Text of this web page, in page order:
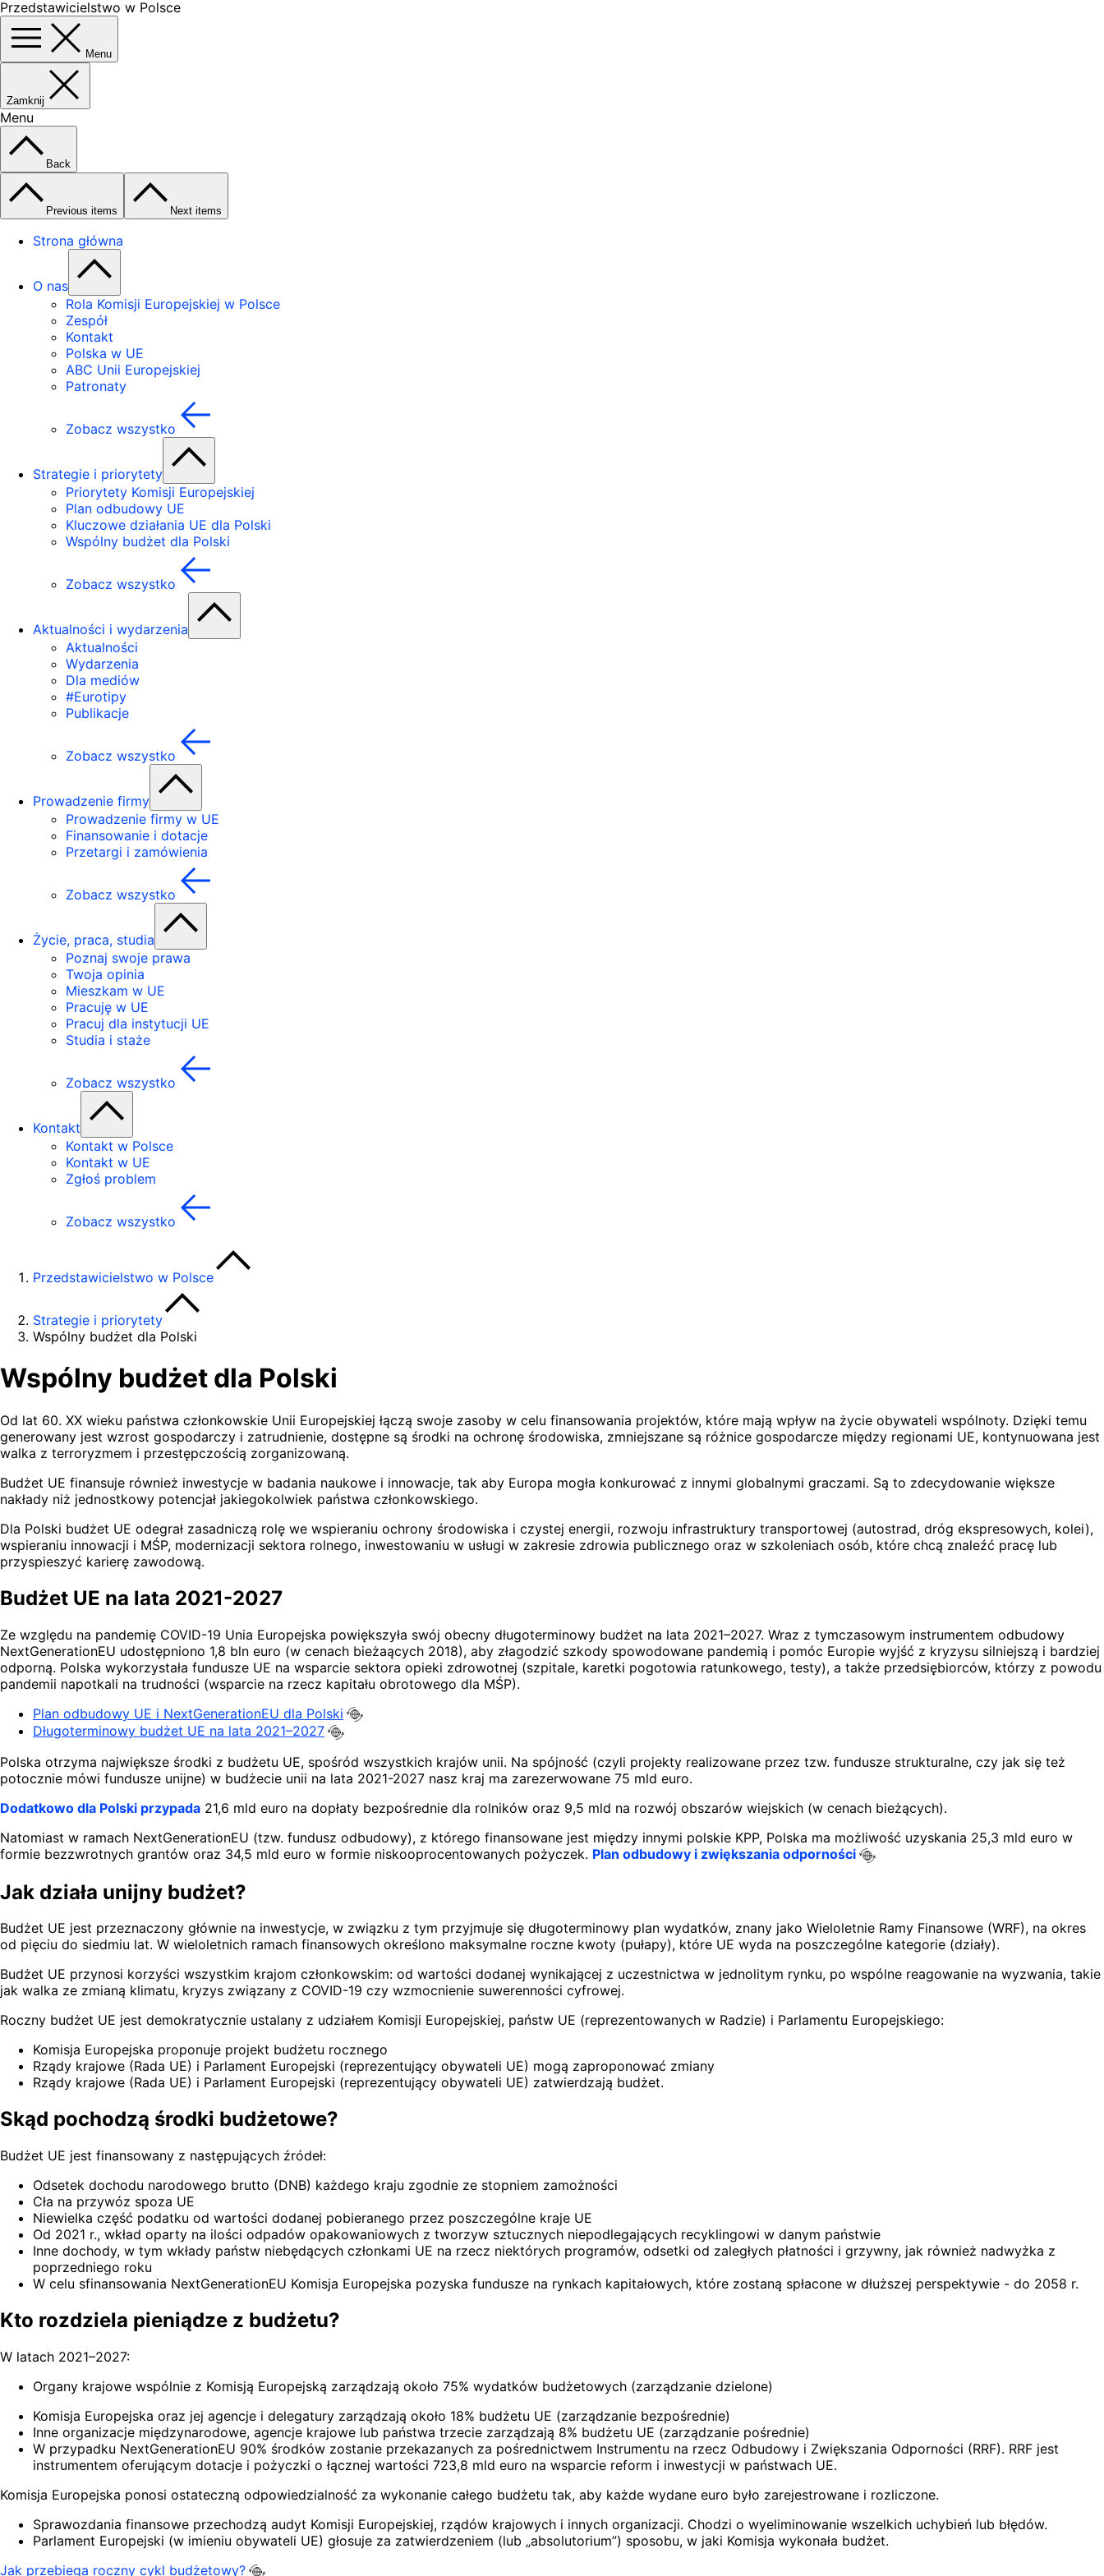
Przedstawicielstwo w Polsce
Menu
Zamknij
Menu
Back
Previous items Next items
Strona główna
O nas
Rola Komisji Europejskiej w Polsce
Zespół
Kontakt
Polska w UE
ABC Unii Europejskiej
Patronaty
Zobacz wszystko
Strategie i priorytety
Priorytety Komisji Europejskiej
Plan odbudowy UE
Kluczowe działania UE dla Polski
Wspólny budżet dla Polski
Zobacz wszystko
Aktualności i wydarzenia
Aktualności
Wydarzenia
Dla mediów
#Eurotipy
Publikacje
Zobacz wszystko
Prowadzenie firmy
Prowadzenie firmy w UE
Finansowanie i dotacje
Przetargi i zamówienia
Zobacz wszystko
Życie, praca, studia
Poznaj swoje prawa
Twoja opinia
Mieszkam w UE
Pracuję w UE
Pracuj dla instytucji UE
Studia i staże
Zobacz wszystko
Kontakt
Kontakt w Polsce
Kontakt w UE
Zgłoś problem
Zobacz wszystko
Przedstawicielstwo w Polsce
Strategie i priorytety
Wspólny budżet dla Polski
Wspólny budżet dla Polski
Od lat 60. XX wieku państwa członkowskie Unii Europejskiej łączą swoje zasoby w celu finansowania projektów, które mają wpływ na życie obywateli wspólnoty. Dzięki temu
generowany jest wzrost gospodarczy i zatrudnienie, dostępne są środki na ochronę środowiska, zmniejszane są różnice gospodarcze między regionami UE, kontynuowana jest
walka z terroryzmem i przestępczością zorganizowaną.
Budżet UE finansuje również inwestycje w badania naukowe i innowacje, tak aby Europa mogła konkurować z innymi globalnymi graczami. Są to zdecydowanie większe
nakłady niż jednostkowy potencjał jakiegokolwiek państwa członkowskiego.
Dla Polski budżet UE odegrał zasadniczą rolę we wspieraniu ochrony środowiska i czystej energii, rozwoju infrastruktury transportowej (autostrad, dróg ekspresowych, kolei),
wspieraniu innowacji i MŚP, modernizacji sektora rolnego, inwestowaniu w usługi w zakresie zdrowia publicznego oraz w szkoleniach osób, które chcą znaleźć pracę lub
przyspieszyć karierę zawodową.
Budżet UE na lata 2021-2027
Ze względu na pandemię COVID-19 Unia Europejska powiększyła swój obecny długoterminowy budżet na lata 2021–2027. Wraz z tymczasowym instrumentem odbudowy
NextGenerationEU udostępniono 1,8 bln euro (w cenach bieżaących 2018), aby złagodzić szkody spowodowane pandemią i pomóc Europie wyjść z kryzysu silniejszą i bardziej
odporną. Polska wykorzystała fundusze UE na wsparcie sektora opieki zdrowotnej (szpitale, karetki pogotowia ratunkowego, testy), a także przedsiębiorców, którzy z powodu
pandemii napotkali na trudności (wsparcie na rzecz kapitału obrotowego dla MŚP).
Plan odbudowy UE i NextGenerationEU dla Polski
Długoterminowy budżet UE na lata 2021–2027
Polska otrzyma największe środki z budżetu UE, spośród wszystkich krajów unii. Na spójność (czyli projekty realizowane przez tzw. fundusze strukturalne, czy jak się też
potocznie mówi fundusze unijne) w budżecie unii na lata 2021-2027 nasz kraj ma zarezerwowane 75 mld euro.
Dodatkowo dla Polski przypada 21,6 mld euro na dopłaty bezpośrednie dla rolników oraz 9,5 mld na rozwój obszarów wiejskich (w cenach bieżących).
Natomiast w ramach NextGenerationEU (tzw. fundusz odbudowy), z którego finansowane jest między innymi polskie KPP, Polska ma możliwość uzyskania 25,3 mld euro w
formie bezzwrotnych grantów oraz 34,5 mld euro w formie niskooprocentowanych pożyczek. Plan odbudowy i zwiększania odporności
Jak działa unijny budżet?
Budżet UE jest przeznaczony głównie na inwestycje, w związku z tym przyjmuje się długoterminowy plan wydatków, znany jako Wieloletnie Ramy Finansowe (WRF), na okres
od pięciu do siedmiu lat. W wieloletnich ramach finansowych określono maksymalne roczne kwoty (pułapy), które UE wyda na poszczególne kategorie (działy).
Budżet UE przynosi korzyści wszystkim krajom członkowskim: od wartości dodanej wynikającej z uczestnictwa w jednolitym rynku, po wspólne reagowanie na wyzwania, takie
jak walka ze zmianą klimatu, kryzys związany z COVID-19 czy wzmocnienie suwerenności cyfrowej.
Roczny budżet UE jest demokratycznie ustalany z udziałem Komisji Europejskiej, państw UE (reprezentowanych w Radzie) i Parlamentu Europejskiego:
Komisja Europejska proponuje projekt budżetu rocznego
Rządy krajowe (Rada UE) i Parlament Europejski (reprezentujący obywateli UE) mogą zaproponować zmiany
Rządy krajowe (Rada UE) i Parlament Europejski (reprezentujący obywateli UE) zatwierdzają budżet.
Skąd pochodzą środki budżetowe?
Budżet UE jest finansowany z następujących źródeł:
Odsetek dochodu narodowego brutto (DNB) każdego kraju zgodnie ze stopniem zamożności
Cła na przywóz spoza UE
Niewielka część podatku od wartości dodanej pobieranego przez poszczególne kraje UE
Od 2021 r., wkład oparty na ilości odpadów opakowaniowych z tworzyw sztucznych niepodlegających recyklingowi w danym państwie
Inne dochody, w tym wkłady państw niebędących członkami UE na rzecz niektórych programów, odsetki od zaległych płatności i grzywny, jak również nadwyżka z
poprzedniego roku
W celu sfinansowania NextGenerationEU Komisja Europejska pozyska fundusze na rynkach kapitałowych, które zostaną spłacone w dłuższej perspektywie - do 2058 r.
Kto rozdziela pieniądze z budżetu?
W latach 2021–2027:
Organy krajowe wspólnie z Komisją Europejską zarządzają około 75% wydatków budżetowych (zarządzanie dzielone)
Komisja Europejska oraz jej agencje i delegatury zarządzają około 18% budżetu UE (zarządzanie bezpośrednie)
Inne organizacje międzynarodowe, agencje krajowe lub państwa trzecie zarządzają 8% budżetu UE (zarządzanie pośrednie)
W przypadku NextGenerationEU 90% środków zostanie przekazanych za pośrednictwem Instrumentu na rzecz Odbudowy i Zwiększania Odporności (RRF). RRF jest
instrumentem oferującym dotacje i pożyczki o łącznej wartości 723,8 mld euro na wsparcie reform i inwestycji w państwach UE.
Komisja Europejska ponosi ostateczną odpowiedzialność za wykonanie całego budżetu tak, aby każde wydane euro było zarejestrowane i rozliczone.
Sprawozdania finansowe przechodzą audyt Komisji Europejskiej, rządów krajowych i innych organizacji. Chodzi o wyeliminowanie wszelkich uchybień lub błędów.
Parlament Europejski (w imieniu obywateli UE) głosuje za zatwierdzeniem (lub „absolutorium”) sposobu, w jaki Komisja wykonała budżet.
Jak przebiega roczny cykl budżetowy?